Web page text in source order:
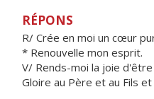
RÉPONS
R/ Crée en moi un cœur
* Renouvelle mon esprit.
V/ Rends-moi la joie
Gloire au Père et au Fils